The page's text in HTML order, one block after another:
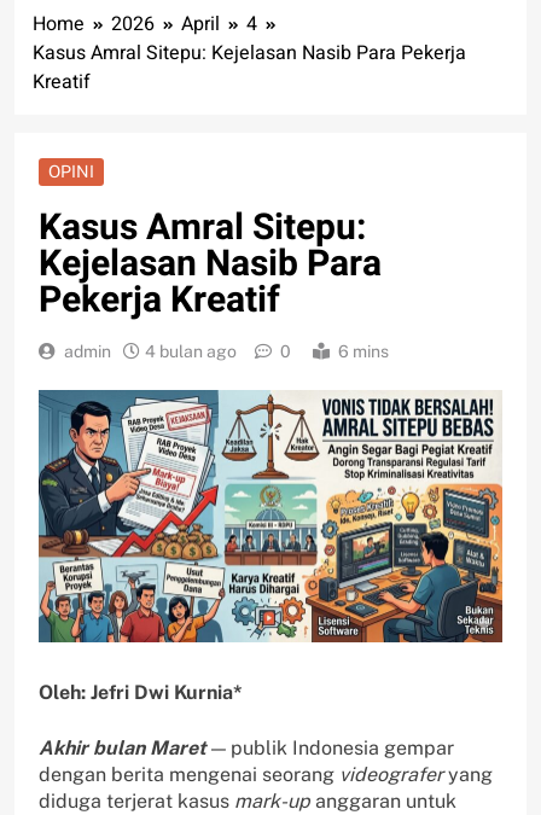
Home 2026 April
4
Kasus Amral Sitepu: Kejelasan Nasib Para Pekerja
Kreatif
OPINI
Kasus Amral Sitepu:
Kejelasan Nasib Para
Pekerja Kreatif
admin 4 bulan ago 0 6 mins
Oleh: Jefri Dwi Kurnia*
Akhir bulan Maret— publik Indonesia gempar
dengan berita mengenai seorang videograferyang
diduga terjerat kasus mark-up anggaran untuk